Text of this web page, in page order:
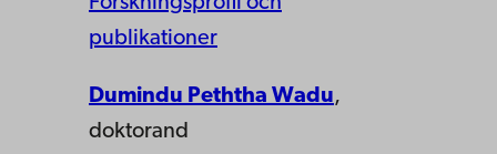
publikationer
Dumindu Peththa Wadu,
doktorand